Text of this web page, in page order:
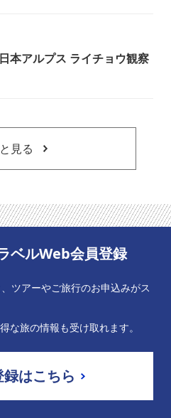
本アルプス ライチョウ観察
見る
ベルWeb会員登録
ツアーやご旅行のお申込みがス
な旅の情報も受け取れます。
はこちら